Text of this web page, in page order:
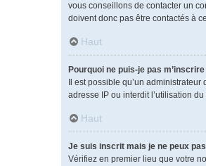
vous conseillons de contacter un
doivent donc pas être contactés à
Haut
Pourquoi ne puis-je pas m’inscrire
Il est possible qu’un
adresse IP ou interdit l’utilisation
Haut
Je suis inscrit mais je ne peux
Vérifiez en premier lieu que votre